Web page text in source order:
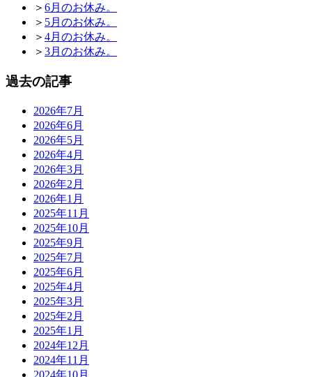
＞ 6月のお休み。
＞ 5月のお休み。
＞ 4月のお休み。
＞ 3月のお休み。
過去の記事
2026年7月
2026年6月
2026年5月
2026年4月
2026年3月
2026年2月
2026年1月
2025年11月
2025年10月
2025年9月
2025年7月
2025年6月
2025年4月
2025年3月
2025年2月
2025年1月
2024年12月
2024年11月
2024年10月